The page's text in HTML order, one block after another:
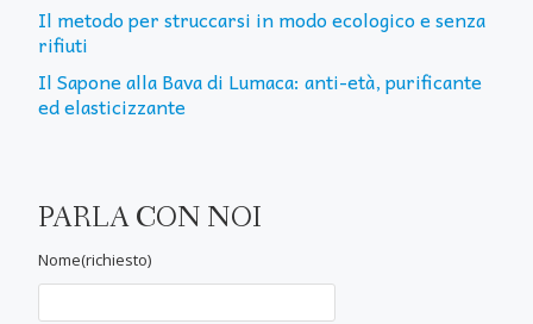
Il metodo per struccarsi in modo ecologico e senza
rifiuti
Il Sapone alla Bava di Lumaca: anti-età, purificante
ed elasticizzante
PARLA CON NOI
Nome(richiesto)